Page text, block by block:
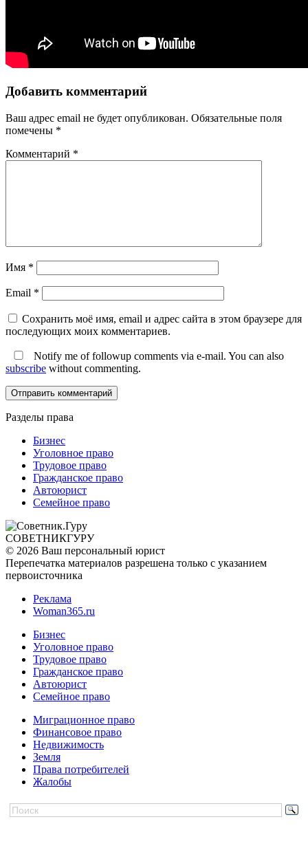
Добавить комментарий
Ваш адрес email не будет опубликован. Обязательные поля
помечены *
Комментарий *
Имя *
Email *
Сохранить моё имя, email и адрес сайта в этом браузере для
последующих моих комментариев.
Notify me of followup comments via e-mail. You can also
subscribe without commenting.
Разделы права
Бизнес
Уголовное право
Трудовое право
Гражданское право
Автоюрист
Семейное право
СОВЕТНИКГУРУ
© 2026 Ваш персональный юрист
Перепечатка материалов разрешена только с указанием
первоисточника
Реклама
Woman365.ru
Бизнес
Уголовное право
Трудовое право
Гражданское право
Автоюрист
Семейное право
Миграционное право
Финансовое право
Недвижимость
Земля
Права потребителей
Жалобы